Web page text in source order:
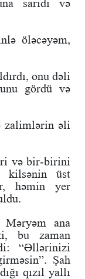
sarıdı və
öləcəyəm,
onu dəli
gördü və
zalimlərin əli
və bir-birini
kilsənin üst
həmin yer
ana
bu zaman
“Əllərinizi
Şah
qızıl yallı